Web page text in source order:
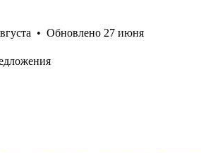
• Обновлено 27 июня